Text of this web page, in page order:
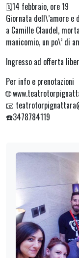
🗓️14 febbraio, ore 19
Giornata dell\’amore
a Camille Claudel,
manicomio, un po\’ di
Ingresso ad offerta
Per info e prenotazioni
🌐
📧
☎️3478784119